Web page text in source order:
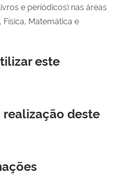
e periódicos) nas áreas
Matemática e
este
realização deste